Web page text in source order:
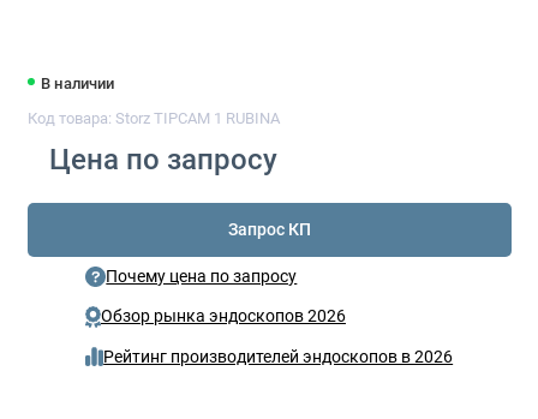
В наличии
Код товара: Storz TIPCAM 1 RUBINA
Цена по запросу
Запрос КП
Почему цена по запросу
Обзор рынка эндоскопов 2026
Рейтинг производителей эндоскопов в 2026